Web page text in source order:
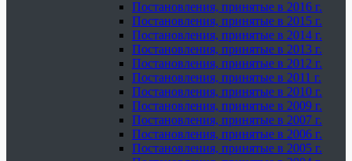
Постановления, принятые в 2016 г.
Постановления, принятые в 2015 г.
Постановления, принятые в 2014 г.
Постановления, принятые в 2013 г.
Постановления, принятые в 2012 г.
Постановления, принятые в 2011 г.
Постановления, принятые в 2010 г.
Постановления, принятые в 2009 г.
Постановления, принятые в 2007 г.
Постановления, принятые в 2006 г.
Постановления, принятые в 2005 г.